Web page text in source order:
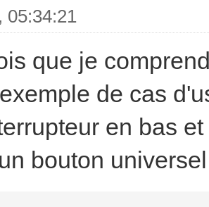
05:34:21
que je
de cas
en bas
bouton